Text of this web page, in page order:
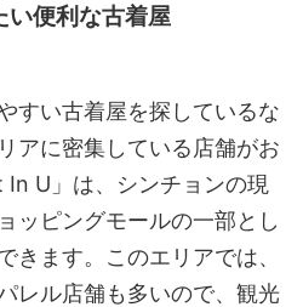
い便利な古着屋
すい古着屋を探しているな
アに密集している店舗がお
U」は、シンチョンの現
ッピングモールの一部とし
きます。このエリアでは、
レル店舗も多いので、観光